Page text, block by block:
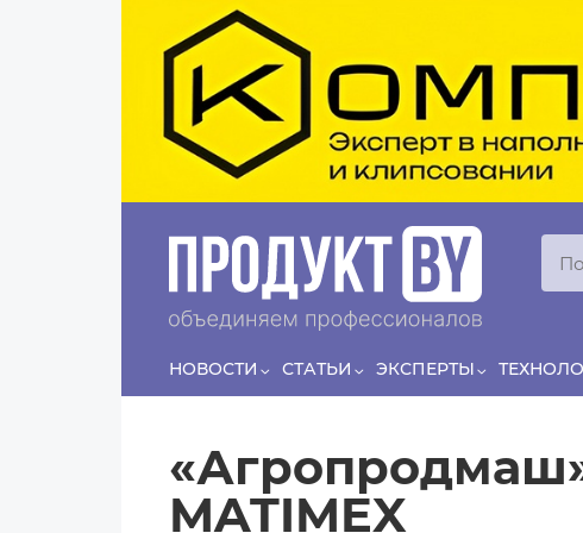
Перейти к основному содержанию
СергейЛЯШКО
Если у нас есть беспривязь, все животные
чипированы и есть программа-планировщик, на
проведение…
Принято
НОВОСТИ СТАТЬИ ЭКСПЕРТЫ
MATIMEX